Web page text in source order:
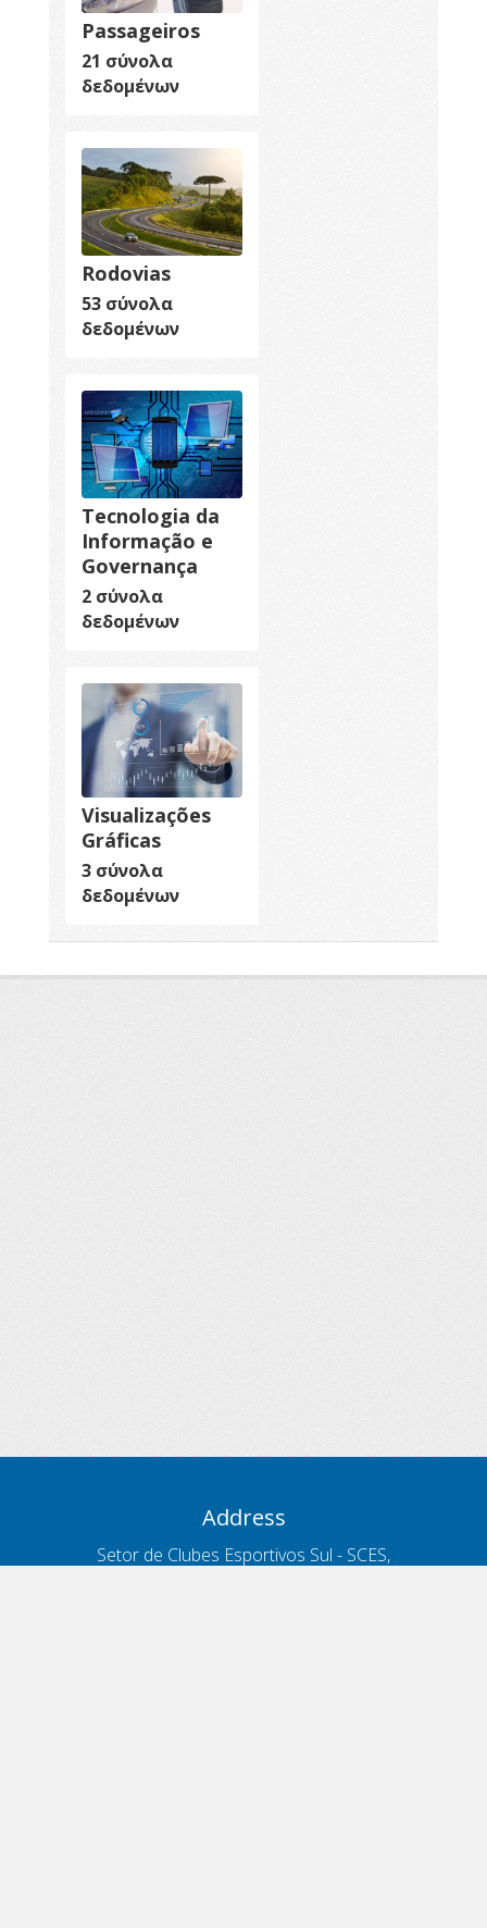
Passageiros
21 σύνολα
δεδομένων
Rodovias
53 σύνολα
δεδομένων
Tecnologia da
Informação e
Governança
2 σύνολα
δεδομένων
Visualizações
Gráficas
3 σύνολα
δεδομένων
Address
Setor de Clubes Esportivos Sul - SCES,